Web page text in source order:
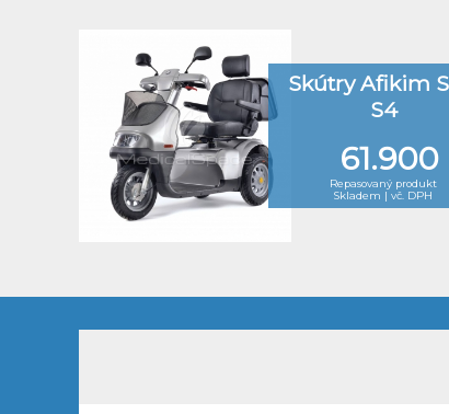
Skútry Afikim
S4
61.900
Repasovaný produkt
Skladem | vč. DPH